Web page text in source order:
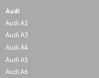
Audi
Audi A1
Audi A3
Audi A4
Audi A5
Audi A6